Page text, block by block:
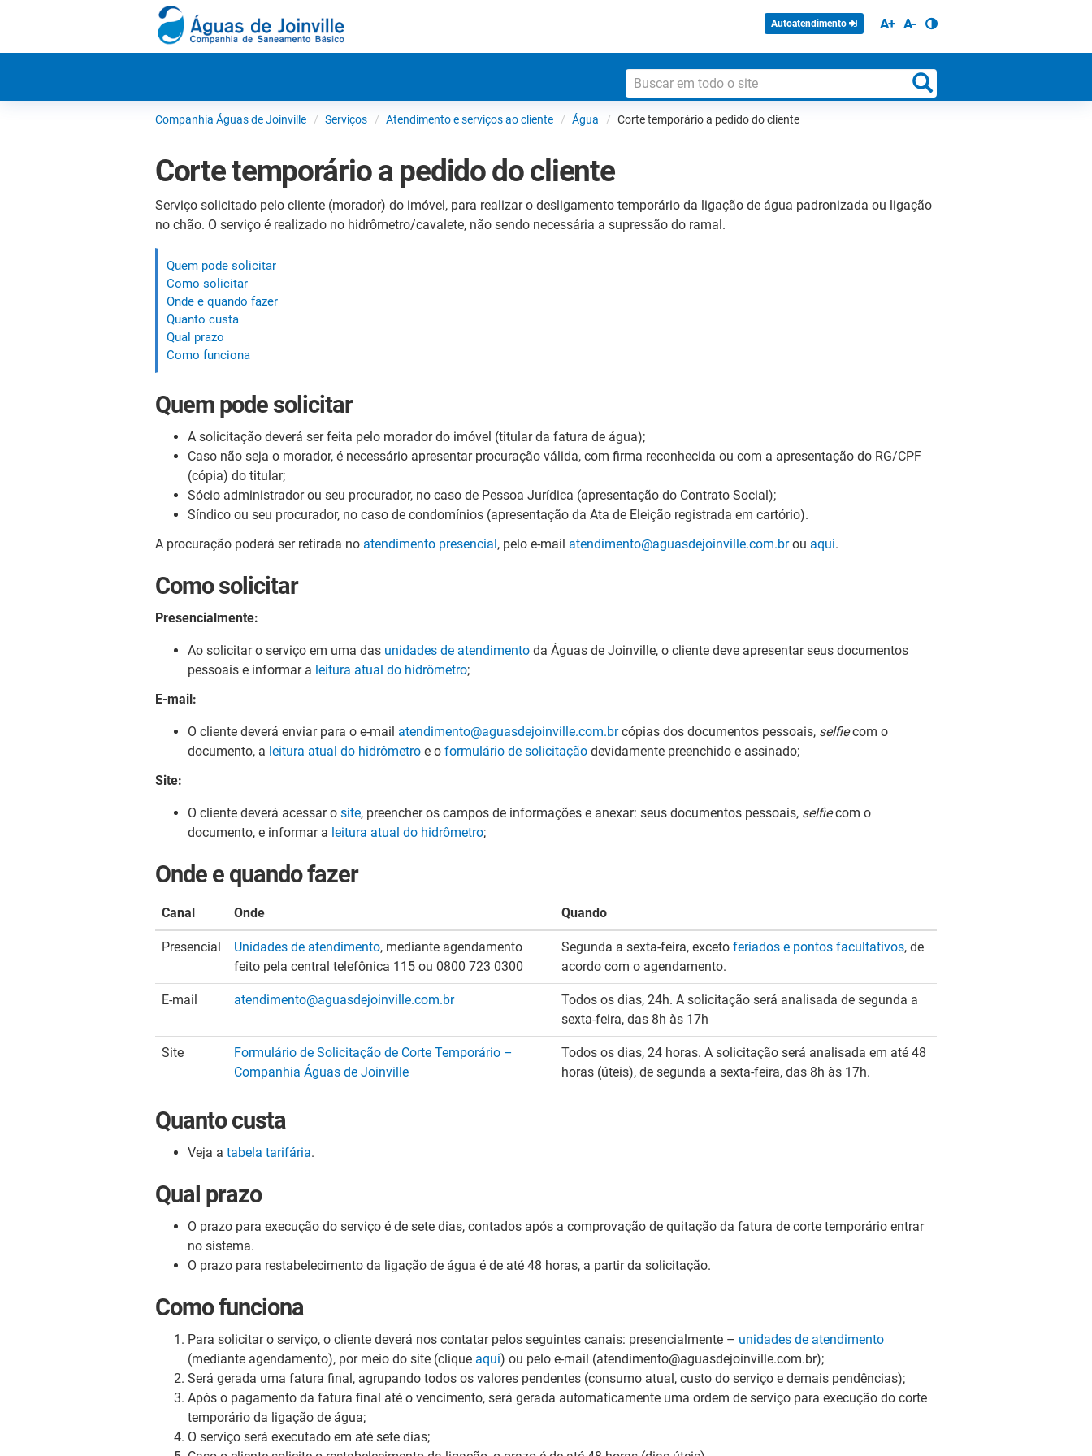
Autoatendimento A+ A-
Companhia Águas de Joinville Serviços Atendimento e serviços ao cliente Água Corte temporário a pedido do cliente
Corte temporário a pedido do cliente
Serviço solicitado pelo cliente (morador) do imóvel, para realizar o desligamento temporário da ligação de água padronizada ou ligação
no chão. O serviço é realizado no hidrômetro/cavalete, não sendo necessária a supressão do ramal.
Quem pode solicitar
Como solicitar
Onde e quando fazer
Quanto custa
Qual prazo
Como funciona
Quem pode solicitar
A solicitação deverá ser feita pelo morador do imóvel (titular da fatura de água);
Caso não seja o morador, é necessário apresentar procuração válida, com firma reconhecida ou com a apresentação do RG/CPF
(cópia) do titular;
Sócio administrador ou seu procurador, no caso de Pessoa Jurídica (apresentação do Contrato Social);
Síndico ou seu procurador, no caso de condomínios (apresentação da Ata de Eleição registrada em cartório).
A procuração poderá ser retirada no atendimento presencial, pelo e-mail atendimento@aguasdejoinville.com.brou aqui.
Como solicitar
Presencialmente:
Ao solicitar o serviço em uma das unidades de atendimento da Águas de Joinville, o cliente deve apresentar seus documentos
pessoais e informar a leitura atual do hidrômetro;
E-mail:
O cliente deverá enviar para o e-mail atendimento@aguasdejoinville.com.brcópias dos documentos pessoais, selfiecom o
documento, a leitura atual do hidrômetro e o formulário de solicitação devidamente preenchido e assinado;
Site:
O cliente deverá acessar o site, preencher os campos de informações e anexar: seus documentos pessoais, selfiecom o
documento, e informar a leitura atual do hidrômetro;
Onde e quando fazer
Canal Onde Quando
Presencial Unidades de atendimento, mediante agendamento
feito pela central telefônica 115 ou 0800 723 0300
Segunda a sexta-feira, exceto feriados e pontos facultativos, de
acordo com o agendamento.
E-mail atendimento@aguasdejoinville.com.br
Todos os dias, 24h. A solicitação será analisada de segunda a
sexta-feira, das 8h às 17h
Site
Formulário de Solicitação de Corte Temporário –
Companhia Águas de Joinville
Todos os dias, 24 horas. A solicitação será analisada em até 48
horas (úteis), de segunda a sexta-feira, das 8h às 17h.
Quanto custa
Veja a tabela tarifária.
Qual prazo
O prazo para execução do serviço é de sete dias, contados após a comprovação de quitação da fatura de corte temporário entrar
no sistema.
O prazo para restabelecimento da ligação de água é de até 48 horas, a partir da solicitação.
Como funciona
Para solicitar o serviço, o cliente deverá nos contatar pelos seguintes canais: presencialmente – unidades de atendimento
(mediante agendamento), por meio do site (clique aqui) ou pelo e-mail (atendimento@aguasdejoinville.com.br);
Será gerada uma fatura final, agrupando todos os valores pendentes (consumo atual, custo do serviço e demais pendências);
Após o pagamento da fatura final até o vencimento, será gerada automaticamente uma ordem de serviço para execução do corte
temporário da ligação de água;
O serviço será executado em até sete dias;